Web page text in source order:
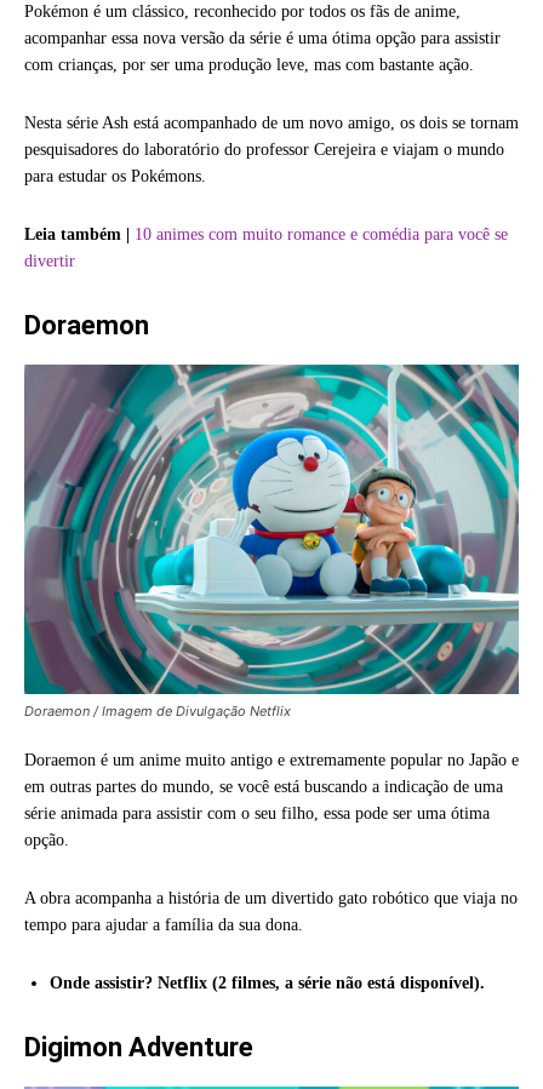
Pokémon é um clássico, reconhecido por todos os fãs de anime,
acompanhar essa nova versão da série é uma ótima opção para assistir
com crianças, por ser uma produção leve, mas com bastante ação.
Nesta série Ash está acompanhado de um novo amigo, os dois se tornam
pesquisadores do laboratório do professor Cerejeira e viajam o mundo
para estudar os Pokémons.
Leia também | 10 animes com muito romance e comédia para você se
divertir
Doraemon
Doraemon / Imagem de Divulgação Netflix
Doraemon é um anime muito antigo e extremamente popular no Japão e
em outras partes do mundo, se você está buscando a indicação de uma
série animada para assistir com o seu filho, essa pode ser uma ótima
opção.
A obra acompanha a história de um divertido gato robótico que viaja no
tempo para ajudar a família da sua dona.
Onde assistir? Netflix (2 filmes, a série não está disponível).
Digimon Adventure